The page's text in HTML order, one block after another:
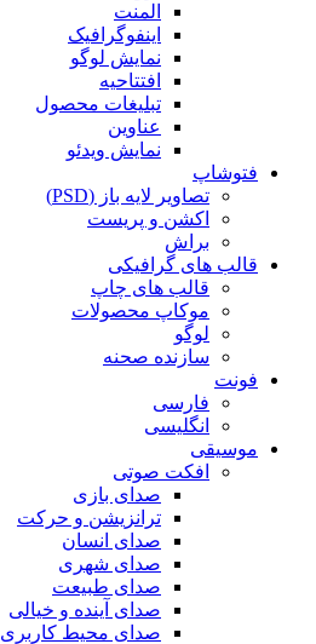
المنت
اینفوگرافیک
نمایش لوگو
افتتاحیه
تبلیغات محصول
عناوین
نمایش ویدئو
فتوشاپ
تصاویر لایه باز (PSD)
اکشن و پریست
براش
قالب های گرافیکی
قالب های چاپ
موکاپ محصولات
لوگو
سازنده صحنه
فونت
فارسی
انگلیسی
موسیقی
افکت صوتی
صدای بازی
ترانزیشن و حرکت
صدای انسان
صدای شهری
صدای طبیعت
صدای آینده و خیالی
صدای محیط کاربری